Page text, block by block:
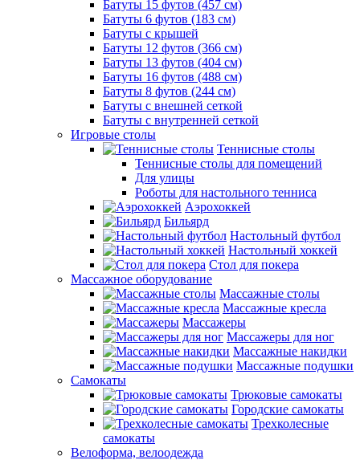
Батуты 15 футов (457 см)
Батуты 6 футов (183 см)
Батуты с крышей
Батуты 12 футов (366 см)
Батуты 13 футов (404 см)
Батуты 16 футов (488 см)
Батуты 8 футов (244 см)
Батуты с внешней сеткой
Батуты с внутренней сеткой
Игровые столы
Теннисные столы
Теннисные столы для помещений
Для улицы
Роботы для настольного тенниса
Аэрохоккей
Бильярд
Настольный футбол
Настольный хоккей
Стол для покера
Массажное оборудование
Массажные столы
Массажные кресла
Массажеры
Массажеры для ног
Массажные накидки
Массажные подушки
Самокаты
Трюковые самокаты
Городские самокаты
Трехколесные
самокаты
Велоформа, велоодежда